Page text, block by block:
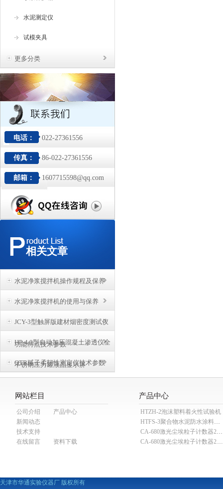
水泥测定仪
试模夹具
更多分类
电话： 022-27361556
传真： 86-022-27361556
邮箱： 1607715598@qq.com
相关文章
水泥净浆搅拌机操作规程及保养
水泥净浆搅拌机的使用与保养
JCY-3型触屏版建材烟密度测试仪
功能特点技术参数
HP-4.0型自动加压混凝土渗透仪全
不锈钢压力罐液晶显示屏
QTB腻子柔韧性测定仪技术参数
网站栏目
公司介绍
产品中心
新闻动态
技术支持
在线留言
资料下载
产品中心
HTZH-2泡沫塑料着火性试验机
HTFS-3聚合物水泥防水涂料分散机
CA-680激光尘埃粒子计数器28.3L
CA-680激光尘埃粒子
天津市华通实验仪器厂 版权所有